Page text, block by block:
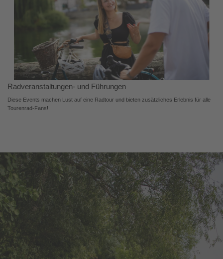
Radveranstaltungen- und Führungen
Diese Events machen Lust auf eine Radtour und bieten zusätzliches Erlebnis für alle
Tourenrad-Fans!